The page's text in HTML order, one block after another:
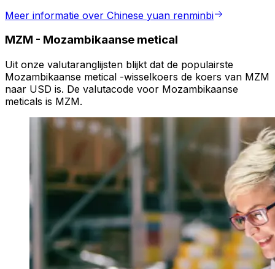
Meer informatie over Chinese yuan renminbi
MZM - Mozambikaanse metical
Uit onze valutaranglijsten blijkt dat de populairste
Mozambikaanse metical -wisselkoers de koers van MZM
naar USD is. De valutacode voor Mozambikaanse
meticals is MZM.